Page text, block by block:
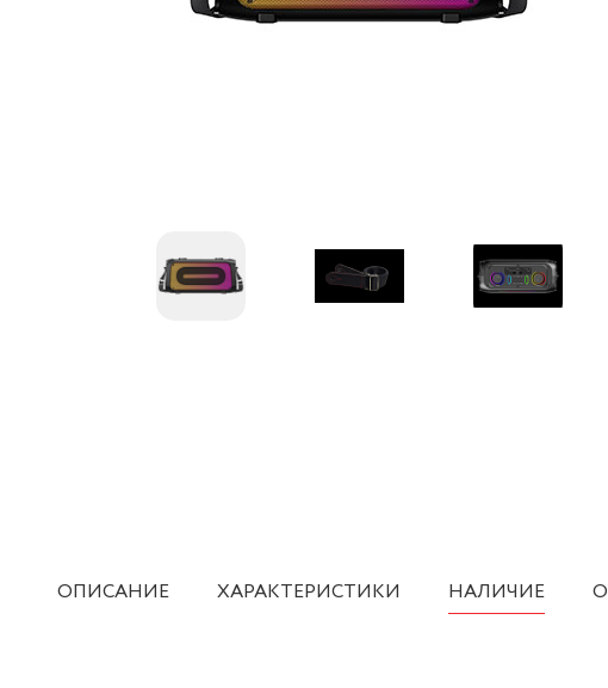
ОПИСАНИЕ ХАРАКТЕРИСТИКИ НАЛИЧИЕ